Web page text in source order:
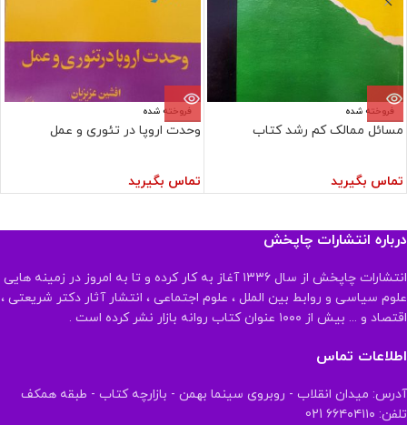
فروخته شده
مسائل ممالک کم رشد کتاب
تماس بگیرید
فروخته شده
وحدت اروپا در تئوری و عمل
تماس بگیرید
درباره انتشارات چاپخش
انتشارات چاپخش از سال ۱۳۳۶ آغاز به کار کرده و تا به امروز در زمینه هایی
علوم سیاسی و روابط بین الملل ، علوم اجتماعی ، انتشار آثار دکتر شریعتی ،
اقتصاد و ... بیش از ۱۰۰۰ عنوان کتاب روانه بازار نشر کرده است .
اطلاعات تماس
آدرس: میدان انقلاب - روبروی سینما بهمن - بازارچه کتاب - طبقه همکف
تلفن: ۶۶۴۰۴۱۱۰ 021